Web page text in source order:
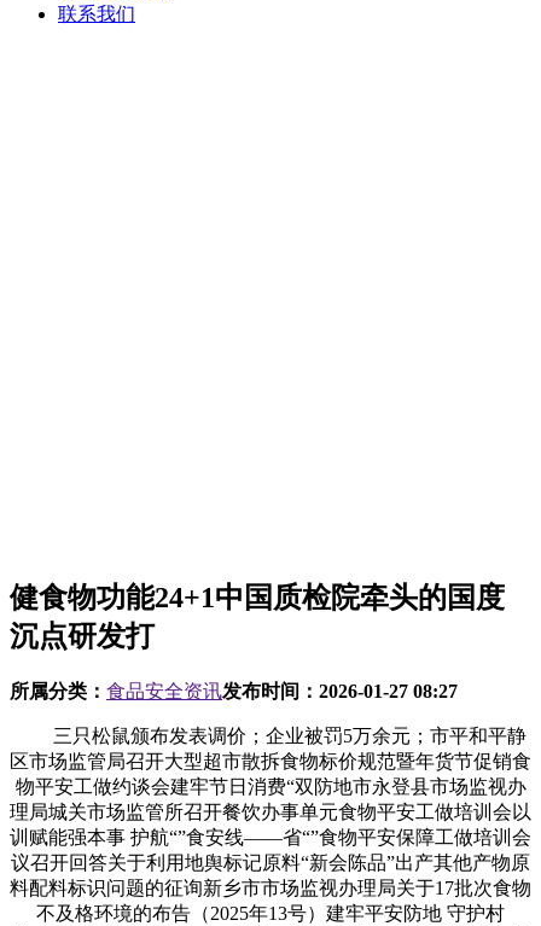
联系我们
健食物功能24+1中国质检院牵头的国度
沉点研发打
所属分类： 食品安全资讯发布时间： 2026-01-27 08:27
三只松鼠颁布发表调价；企业被罚5万余元；市平和平静
区市场监管局召开大型超市散拆食物标价规范暨年货节促销食
物平安工做约谈会建牢节日消费“双防地市永登县市场监视办
理局城关市场监管所召开餐饮办事单元食物平安工做培训会以
训赋能强本事 护航“”食安线——省“”食物平安保障工做培训会
议召开回答关于利用地舆标记原料“新会陈品”出产其他产物原
料配料标识问题的征询新乡市市场监视办理局关于17批次食物
不及格环境的布告（2025年13号）建牢平安防地 守护村